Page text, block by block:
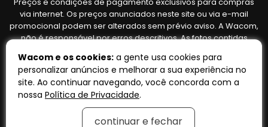
via internet. Os preços anunciados neste site ou via e-mail
promocional podem ser alterados sem prévio aviso. A Wacom,
não é responsável por erros descritivos. As fotos contidas
variar de acordo com o fornecedor/lote do fabricante. Ofertas
válidas até o término de nossos estoques. Vendas sujeitas à
análise e confirmação de dados.
Wacom e os cookies: a gente usa cookies para
personalizar anúncios e melhorar a sua experiência no
site. Ao continuar navegando, você concorda com a
nossa Política de Privacidade.
continuar e fechar